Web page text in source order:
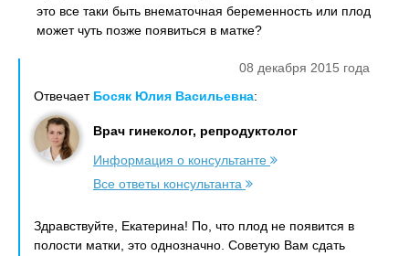
это все таки быть внематочная беременность или плод
может чуть позже появиться в матке?
08 декабря 2015 года
Отвечает Босяк Юлия Васильевна:
Врач гинеколог, репродуктолог
Информация о консультанте
Все ответы консультанта
Здравствуйте, Екатерина! По, что плод не появится в
полости матки, это однозначно. Советую Вам сдать